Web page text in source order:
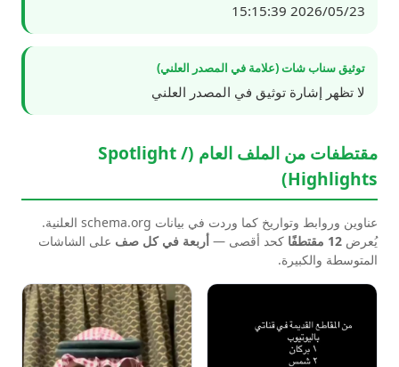
2026/05/23 15:15:39
توثيق سناب شات (علامة في المصدر العلني)
لا تظهر إشارة توثيق في المصدر العلني
مقتطفات من الملف العام (Spotlight /
Highlights)
عناوين وروابط وتواريخ كما وردت في بيانات schema.org العلنية.
يُعرض 12 مقتطفًا كحد أقصى — أربعة في كل صف على الشاشات
المتوسطة والكبيرة.